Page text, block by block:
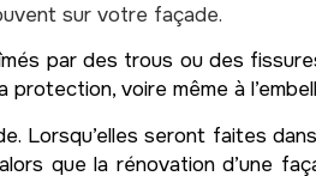
sur votre façade.
par des trous ou des
voire même à
seront faites
que la rénovation d’une